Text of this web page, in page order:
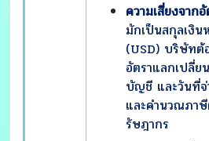
ความเสี่ยงจาก
มักเป็นสกุลเงิ
(USD) บริษัทต้
อัตราแลกเปลี่
บัญชี และวันที่จ่
และคำนวณภา
รัษฎากร